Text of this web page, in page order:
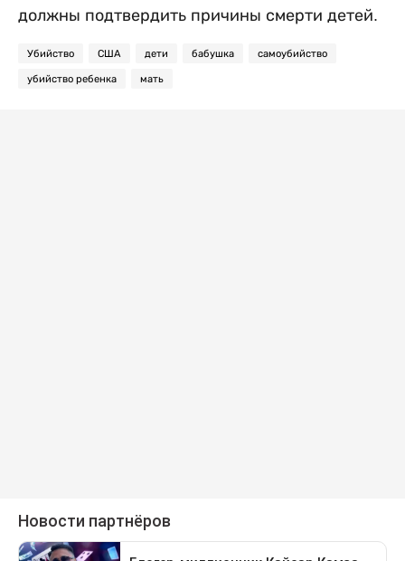
должны подтвердить причины смерти детей.
Убийство США дети бабушка самоубийство
убийство ребенка мать